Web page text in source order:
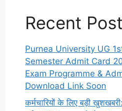
Recent
Purnea University UG
Semester Admit Card
Exam Programme &
Download Link Soon
कर्मचारियों के लिए बड़ी